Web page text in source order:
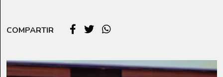
COMPARTIR